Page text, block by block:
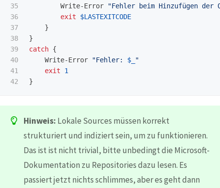
35
36
37
38
39
40
41
Write-Error
"Fehler beim Hinzufügen
exit
$LASTEXITCODE
}
}
catch {
Write-Error
"Fehler: $_
"
exit
1
}
Hinweis: Lokale Sources müssen korrekt
strukturiert und indiziert sein, um zu funktionieren.
Das ist ist nicht trivial, bitte unbedingt die Microsoft-
Dokumentation zu Repositories dazu lesen. Es
passiert jetzt nichts schlimmes, aber es geht dann